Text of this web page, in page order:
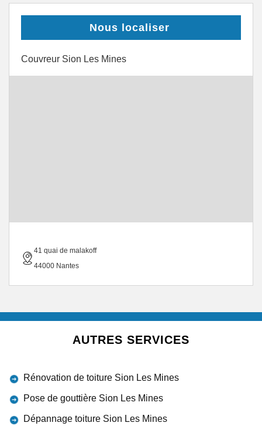
Nous localiser
Couvreur Sion Les Mines
41 quai de malakoff
44000 Nantes
AUTRES SERVICES
Rénovation de toiture Sion Les Mines
Pose de gouttière Sion Les Mines
Dépannage toiture Sion Les Mines